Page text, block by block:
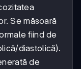
Se măsoară
fiind de
diastolică).
de